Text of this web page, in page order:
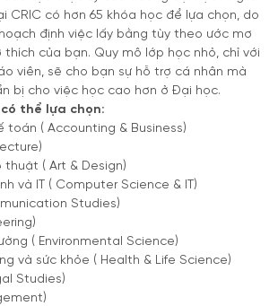
CRIC có hơn 65 khóa học để lựa chọn, do
định việc lấy bằng tùy theo ước mơ
thích của bạn. Quy mô lớp học nhỏ, chỉ với
viên, sẽ cho bạn sự hỗ trợ cá nhân mà
bị cho việc học cao hơn ở Đại học.
thể lựa chọn:
toán ( Accounting & Business)
thuật ( Art & Design)
và IT ( Computer Science & IT)
Studies)
( Environmental Science)
và sức khỏe ( Health & Life Science)
Studies)